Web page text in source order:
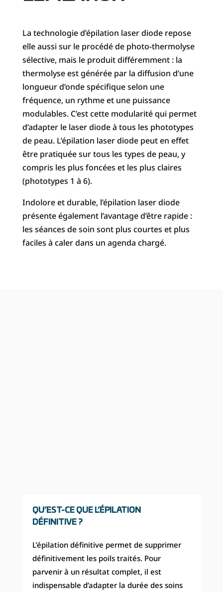
La technologie d’épilation laser diode repose
elle aussi sur le procédé de photo-thermolyse
sélective, mais le produit différemment : la
thermolyse est générée par la diffusion d’une
longueur d’onde spécifique selon une
fréquence, un rythme et une puissance
modulables. C’est cette modularité qui permet
d’adapter le laser diode à tous les phototypes
de peau. L’épilation laser diode peut en effet
être pratiquée sur tous les types de peau, y
compris les plus foncées et les plus claires
(phototypes 1 à 6).
Indolore et durable, l’épilation laser diode
présente également l’avantage d’être rapide :
les séances de soin sont plus courtes et plus
faciles à caler dans un agenda chargé.
QU’EST-CE QUE L’ÉPILATION
DÉFINITIVE ?
L’épilation définitive permet de supprimer
définitivement les poils traités. Pour
parvenir à un résultat complet, il est
indispensable d’adapter la durée des soins